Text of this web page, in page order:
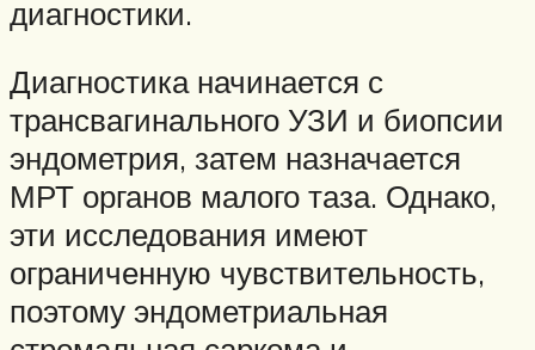
диагностики.
Диагностика начинается с
трансвагинального УЗИ и биопсии
эндометрия, затем назначается
МРТ органов малого таза. Однако,
эти исследования имеют
ограниченную чувствительность,
поэтому эндометриальная